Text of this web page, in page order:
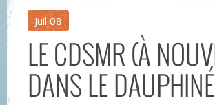
Juil 08
LE CDSMR (À
DANS LE DAUPHINÉ